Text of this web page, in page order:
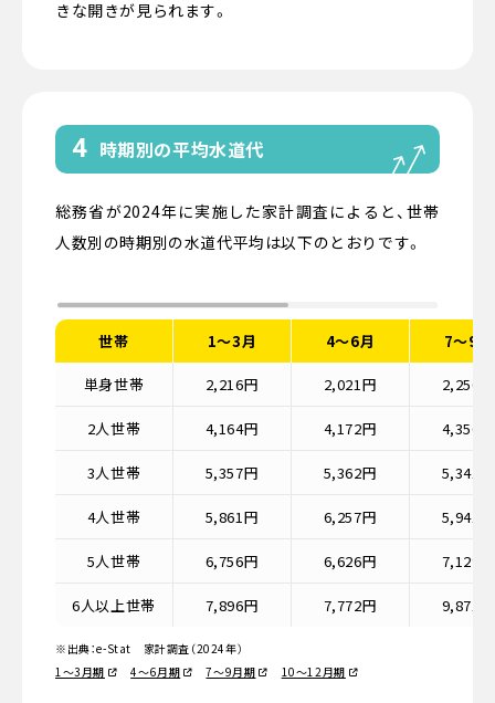
きな開きが見られます。
4 時期別の平均水道代
総務省が2024年に実施した家計調査によると、世帯
人数別の時期別の水道代平均は以下のとおりです。
世帯 1〜3月 4〜6月 7〜9月
単身世帯 2,216円 2,021円 2,250円
2人世帯 4,164円 4,172円 4,356円
3人世帯 5,357円 5,362円 5,341円
4人世帯 5,861円 6,257円 5,941円
5人世帯 6,756円 6,626円 7,129円
6人以上世帯 7,896円 7,772円 9,871円
※出典：e-Stat 家計調査（2024年）
1〜3月期
4〜6月期 7〜9月期 10〜12月期